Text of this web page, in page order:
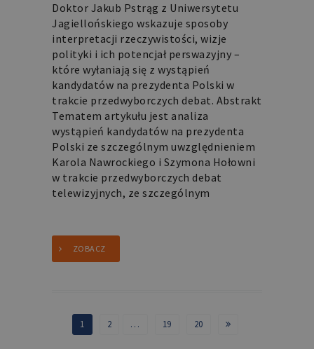
Doktor Jakub Pstrąg z Uniwersytetu
Jagiellońskiego wskazuje sposoby
interpretacji rzeczywistości, wizje
polityki i ich potencjał perswazyjny –
które wyłaniają się z wystąpień
kandydatów na prezydenta Polski w
trakcie przedwyborczych debat. Abstrakt
Tematem artykułu jest analiza
wystąpień kandydatów na prezydenta
Polski ze szczególnym uwzględnieniem
Karola Nawrockiego i Szymona Hołowni
w trakcie przedwyborczych debat
telewizyjnych, ze szczególnym
ZOBACZ
1 2 … 19 20